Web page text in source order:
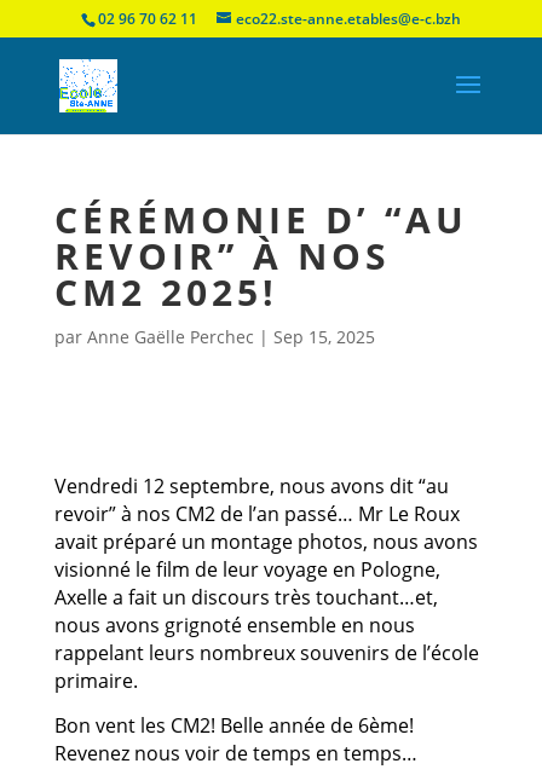
02 96 70 62 11 eco22.ste-anne.etables@e-c.bzh
CÉRÉMONIE D’ “AU
REVOIR” À NOS
CM2 2025!
par Anne Gaëlle Perchec | Sep 15, 2025
Vendredi 12 septembre, nous avons dit “au
revoir” à nos CM2 de l’an passé… Mr Le Roux
avait préparé un montage photos, nous avons
visionné le film de leur voyage en Pologne,
Axelle a fait un discours très touchant…et,
nous avons grignoté ensemble en nous
rappelant leurs nombreux souvenirs de l’école
primaire.
Bon vent les CM2! Belle année de 6ème!
Revenez nous voir de temps en temps…